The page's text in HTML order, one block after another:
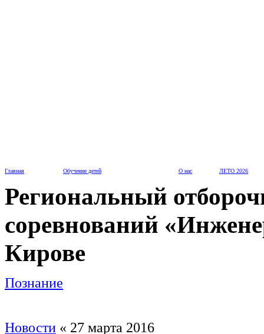
Главная Обучение детей О нас ЛЕТО 2026
Региональный
соревнований
Кирове
Познание
Новости « 27 марта 2016